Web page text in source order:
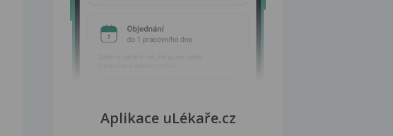
Aplikace uLékaře.cz